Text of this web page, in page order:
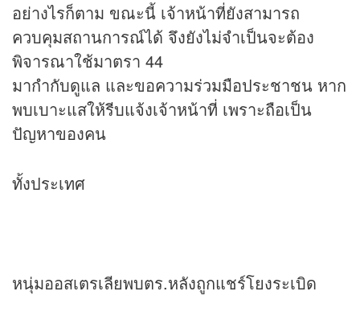
อย่างไรก็ตาม ขณะนี้ เจ้าหน้าที่ยังสามารถ
ควบคุมสถานการณ์ได้ จึงยังไม่จำเป็นจะต้อง
พิจารณาใช้มาตรา 44
มากำกับดูแล และขอความร่วมมือประชาชน หาก
พบเบาะแสให้รีบแจ้งเจ้าหน้าที่ เพราะถือเป็น
ปัญหาของคน
ทั้งประเทศ
หนุ่มออสเตรเลียพบตร.หลังถูกแชร์โยงระเบิด